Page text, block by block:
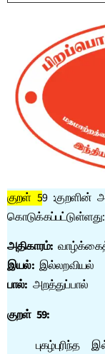
குறள் 59 :குறளின்
கொடுக்கப்பட்டுள்ளது:
அதிகாரம்:
இயல்:இல்லறவியல்
பால்: அறத்துப்பால்
குறள் 59: